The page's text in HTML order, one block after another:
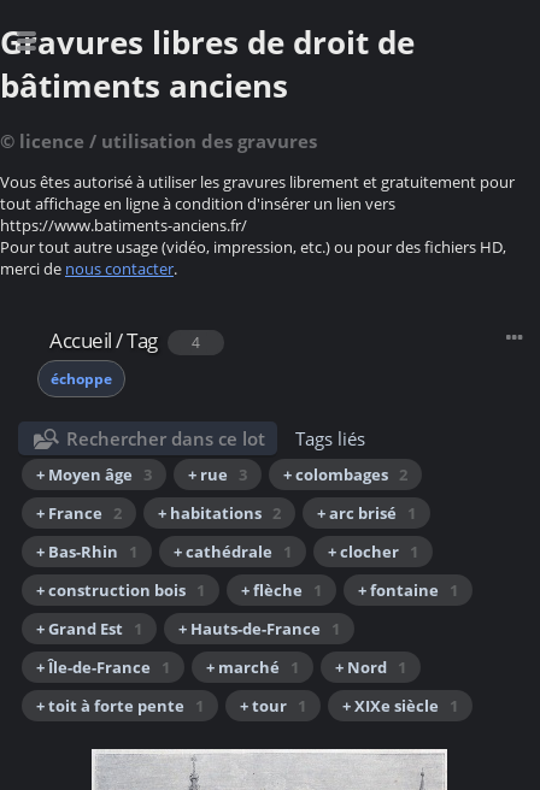
Gravures libres de droit de
bâtiments anciens
© licence / utilisation des gravures
Vous êtes autorisé à utiliser les gravures librement et gratuitement pour
tout affichage en ligne à condition d'insérer un lien vers
https://www.batiments-anciens.fr/
Pour tout autre usage (vidéo, impression, etc.) ou pour des fichiers HD,
merci de nous contacter.
Accueil/Tag
4
échoppe
Rechercher dans ce lot Tags liés
+ Moyen âge 3 + rue 3 + colombages 2
+ France
2 + habitations 2 + arc brisé
1
+ Bas-Rhin
1 + cathédrale 1 + clocher 1
+ construction bois 1 + flèche 1 + fontaine
1
+ Grand Est 1 + Hauts-de-France
1
+ Île-de-France
1 + marché 1 + Nord 1
+ toit à forte pente
1 + tour 1 + XIXe siècle 1